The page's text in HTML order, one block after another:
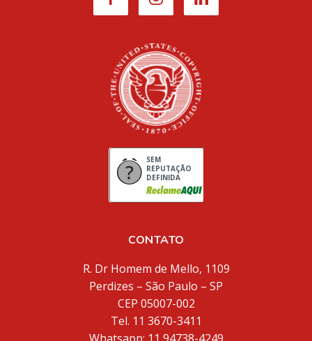
SEM
REPUTAÇÃO
DEFINIDA
CONTATO
R. Dr Homem de Mello, 1109
Perdizes – São Paulo – SP
CEP 05007-002
Tel. 11 3670-3411